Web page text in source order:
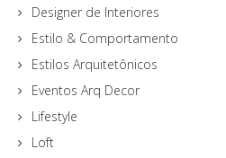
Designer de Interiores
Estilo & Comportamento
Estilos Arquitetônicos
Eventos Arq Decor
Lifestyle
Loft